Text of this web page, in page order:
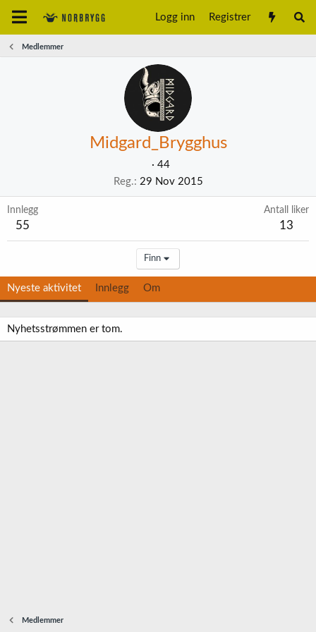
Logg inn Registrer
Medlemmer
Midgard_Brygghus
· 44
Reg. 29 Nov 2015
Innlegg
55
Antall liker
13
Finn
Nyeste aktivitet Innlegg Om
Nyhetsstrømmen er tom.
Medlemmer